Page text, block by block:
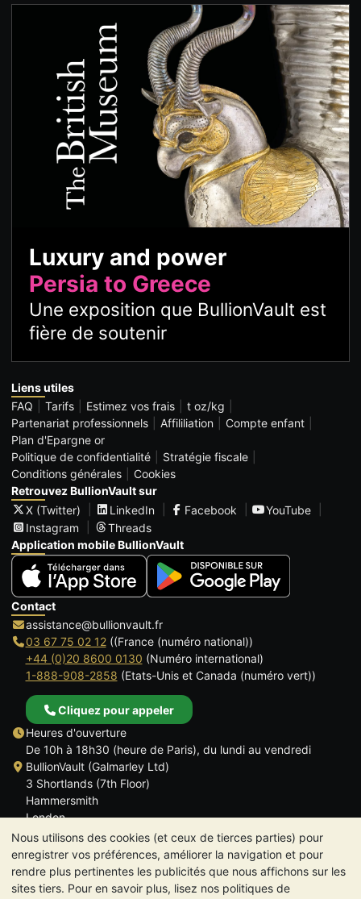
Nous utilisons des cookies (et ceux de tierces parties) pour
enregistrer vos préférences, améliorer la navigation et pour
rendre plus pertinentes les publicités que nous affichons sur les
sites tiers. Pour en savoir plus, lisez nos politiques de
Luxury and power
Persia to Greece
Une exposition que BullionVault est
fière de soutenir
Liens utiles
FAQ
Tarifs Estimez vos frais
t oz/kg
Partenariat professionnels
Affililiation
Compte enfant
Plan d'Epargne or
Politique de confidentialité
Stratégie fiscale
Conditions générales
Cookies
Retrouvez BullionVault sur
X (Twitter)
LinkedIn Facebook
YouTube
Instagram
Threads
Application mobile BullionVault
Contact
assistance@bullionvault.fr
03 67 75 02 12((France (numéro national))
+44 (0)20 8600 0130 (Numéro international)
1-888-908-2858 (Etats-Unis et Canada (numéro vert))
Cliquez pour appeler
Heures d'ouverture
De 10h à 18h30 (heure de Paris), du lundi au vendredi
BullionVault (Galmarley Ltd)
3 Shortlands (7th Floor)
Hammersmith
London
W6 8DA
ROYAUME UNI